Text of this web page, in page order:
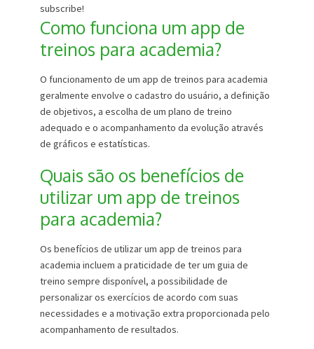
subscribe!
Como funciona um app de
treinos para academia?
O funcionamento de um app de treinos para academia
geralmente envolve o cadastro do usuário, a definição
de objetivos, a escolha de um plano de treino
adequado e o acompanhamento da evolução através
de gráficos e estatísticas.
Quais são os benefícios de
utilizar um app de treinos
para academia?
Os benefícios de utilizar um app de treinos para
academia incluem a praticidade de ter um guia de
treino sempre disponível, a possibilidade de
personalizar os exercícios de acordo com suas
necessidades e a motivação extra proporcionada pelo
acompanhamento de resultados.